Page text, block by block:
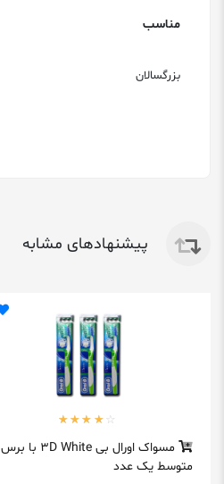
مناسب
بزرگسالان
پیشنهادهای مشابه
مسواک اورال بی 3D White با برس
متوسط یک عدد